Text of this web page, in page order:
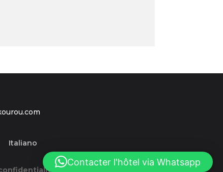
Italiano
Contacter l'hôtel via Whatsapp